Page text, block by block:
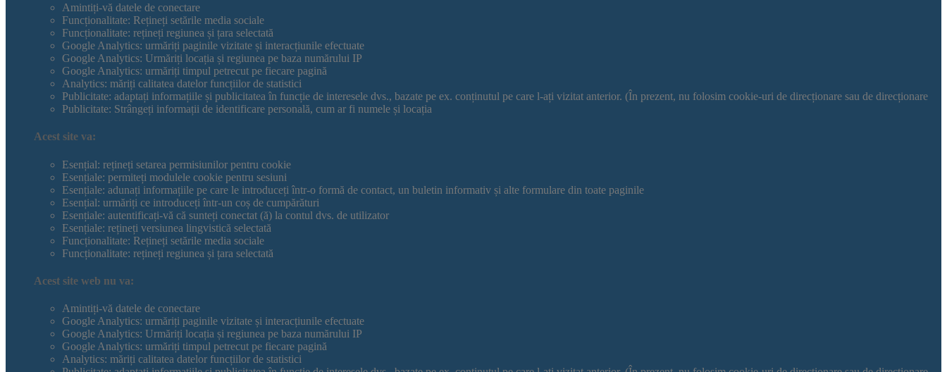
Amintiți-vă datele de conectare
Funcționalitate: Rețineți setările media sociale
Funcționalitate: rețineți regiunea și țara selectată
Google Analytics: urmăriți paginile vizitate și interacțiunile efectuate
Google Analytics: Urmăriți locația și regiunea pe baza numărului IP
Google Analytics: urmăriți timpul petrecut pe fiecare pagină
Analytics: măriți calitatea datelor funcțiilor de statistici
Publicitate: adaptați informațiile și publicitatea în funcție de interesele dvs., bazate pe ex. conținutul pe care l-ați vizitat anterior. (În prezent, nu folosim cookie-uri de direcționare sau de direcționare
Publicitate: Strângeți informații de identificare personală, cum ar fi numele și locația
Acest site va:
Esențial: rețineți setarea permisiunilor pentru cookie
Esențiale: permiteți modulele cookie pentru sesiuni
Esențiale: adunați informațiile pe care le introduceți într-o formă de contact, un buletin informativ și alte formulare din toate paginile
Esențial: urmăriți ce introduceți într-un coș de cumpărături
Esențiale: autentificați-vă că sunteți conectat (ă) la contul dvs. de utilizator
Esențiale: rețineți versiunea lingvistică selectată
Funcționalitate: Rețineți setările media sociale
Funcționalitate: rețineți regiunea și țara selectată
Acest site web nu va:
Amintiți-vă datele de conectare
Google Analytics: urmăriți paginile vizitate și interacțiunile efectuate
Google Analytics: Urmăriți locația și regiunea pe baza numărului IP
Google Analytics: urmăriți timpul petrecut pe fiecare pagină
Analytics: măriți calitatea datelor funcțiilor de statistici